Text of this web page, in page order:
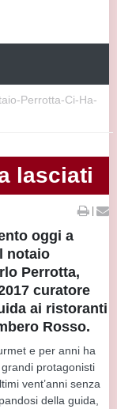
Perrotta-Ci-Ha-
lasciati
|
oggi a
notaio
Perrotta,
curatore
ai ristoranti
Rosso.
e per anni ha
protagonisti
vent’anni senza
della guida,